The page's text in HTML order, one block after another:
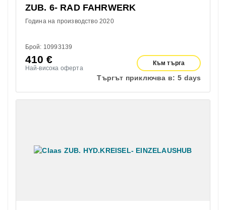
ZUB. 6- RAD FAHRWERK
Година на производство 2020
Брой: 10993139
410€
Най-висока оферта
Към търга
Търгът приключва в: 5 days